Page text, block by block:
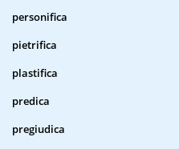
personifica
pietrifica
plastifica
predica
pregiudica